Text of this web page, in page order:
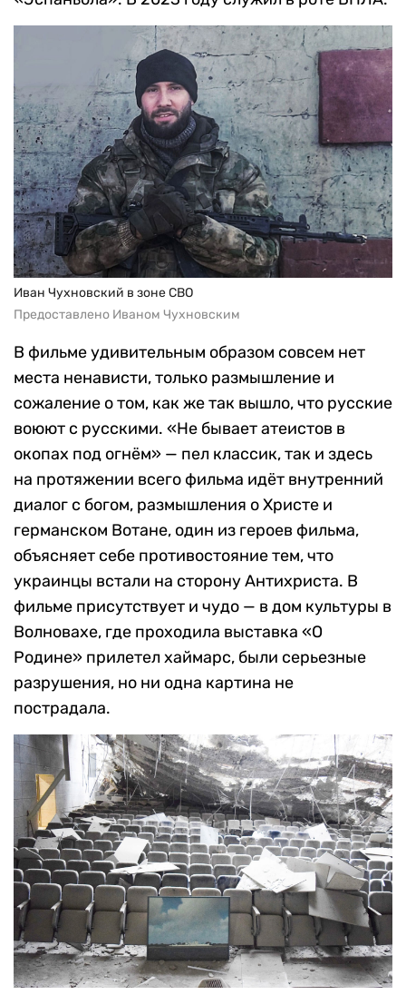
Иван Чухновский в зоне СВО
Предоставлено Иваном Чухновским
В фильме удивительным образом совсем нет
места ненависти, только размышление и
сожаление о том, как же так вышло, что русские
воюют с русскими. «Не бывает атеистов в
окопах под огнём» — пел классик, так и здесь
на протяжении всего фильма идёт внутренний
диалог с богом, размышления о Христе и
германском Вотане, один из героев фильма,
объясняет себе противостояние тем, что
украинцы встали на сторону Антихриста. В
фильме присутствует и чудо — в дом культуры в
Волновахе, где проходила выставка «О
Родине» прилетел хаймарс, были серьезные
разрушения, но ни одна картина не
пострадала.